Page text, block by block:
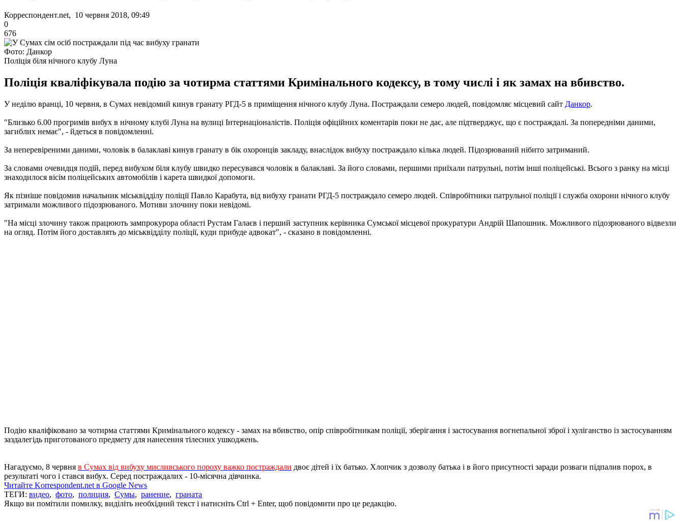
Корреспондент.net, 10 червня 2018, 09:49
0
676
Фото: Данкор
Поліція біля нічного клубу Луна
Поліція кваліфікувала подію за чотирма статтями Кримінального кодексу, в тому числі і як замах на вбивство.
У неділю вранці, 10 червня, в Сумах невідомий кинув гранату РГД-5 в приміщення нічного клубу Луна. Постраждали семеро людей, повідомляє місцевий сайт Данкор.
"Близько 6.00 прогримів вибух в нічному клубі Луна на вулиці Інтернаціоналістів. Поліція офіційних коментарів поки не дає, але підтверджує, що є постраждалі. За попередніми даними,
загиблих немає", - йдеться в повідомленні.
За неперевіреними даними, чоловік в балаклаві кинув гранату в бік охоронців закладу, внаслідок вибуху постраждало кілька людей. Підозрюваний нібито затриманий.
За словами очевидця подій, перед вибухом біля клубу швидко пересувався чоловік в балаклаві. За його словами, першими приїхали патрульні, потім інші поліцейські. Всього з ранку на місці
знаходилося вісім поліцейських автомобілів і карета швидкої допомоги.
Як пізніше повідомив начальник міськвідділу поліції Павло Карабута, від вибуху гранати РГД-5 постраждало семеро людей. Співробітники патрульної поліції і служба охорони нічного клубу
затримали можливого підозрюваного. Мотиви злочину поки невідомі.
"На місці злочину також працюють зампрокурора області Рустам Галаєв і перший заступник керівника Сумської місцевої прокуратури Андрій Шапошник. Можливого підозрюваного відвезли
на огляд. Потім його доставлять до міськвідділу поліції, куди прибуде адвокат", - сказано в повідомленні.
Подію кваліфіковано за чотирма статтями Кримінального кодексу - замах на вбивство, опір співробітникам поліції, зберігання і застосування вогнепальної зброї і хуліганство із застосуванням
заздалегідь приготованого предмету для нанесення тілесних ушкоджень.
Нагадуємо, 8 червня в Сумах від вибуху мисливського пороху важко постраждали двоє дітей і їх батько. Хлопчик з дозволу батька і в його присутності заради розваги підпалив порох, в
результаті чого і стався вибух. Серед постраждалих - 10-місячна дівчинка.
Читайте Korrespondent.net в Google News
ТЕГИ: видео, фото, полиция, Сумы, ранение, граната
Якщо ви помітили помилку, виділіть необхідний текст і натисніть Ctrl + Enter, щоб повідомити про це редакцію.